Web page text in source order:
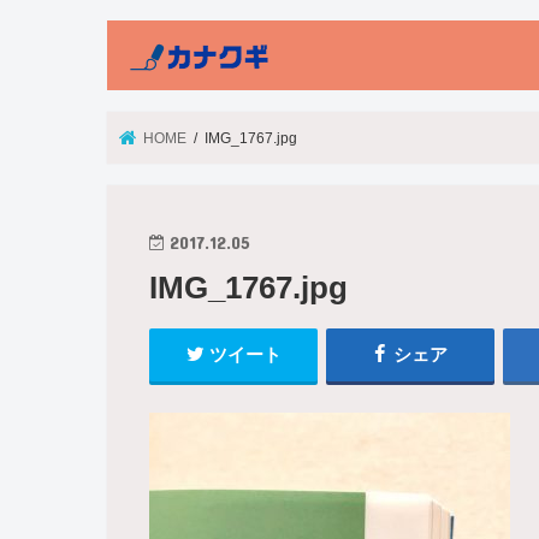
HOME IMG_1767.jpg
2017.12.05
IMG_1767.jpg
ツイート シェア